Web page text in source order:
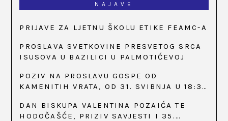
NAJAVE
PRIJAVE ZA LJETNU ŠKOLU ETIKE FEAMC-A
PROSLAVA SVETKOVINE PRESVETOG SRCA
ISUSOVA U BAZILICI U PALMOTIĆEVOJ
POZIV NA PROSLAVU GOSPE OD
KAMENITIH VRATA, OD 31. SVIBNJA U 18:30
DAN BISKUPA VALENTINA POZAIĆA TE
HODOČAŠĆE, PRIZIV SAVJESTI I 35.